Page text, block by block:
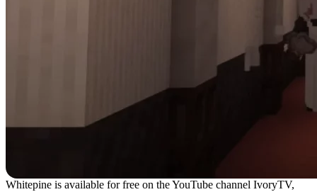
Whitepine is available for free on the YouTube channel IvoryTV,